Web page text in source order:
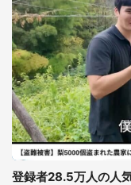
登録者28.5万人の人